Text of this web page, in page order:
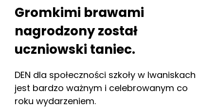
Gromkimi brawami
nagrodzony został
uczniowski taniec.
DEN dla społeczności szkoły w Iwaniskach
jest bardzo ważnym i celebrowanym co
roku wydarzeniem.